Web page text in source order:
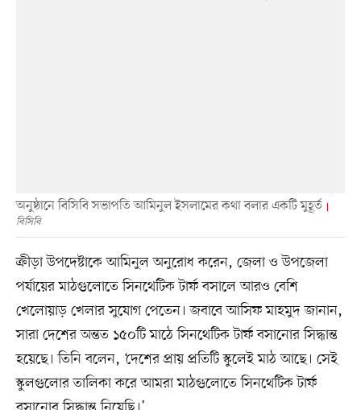
অনুষ্ঠানে বিসিবি সভাপতি আমিনুল ইসলামের কথা বলার একটি মুহূর্ত
বিসিবি
ক্রীড়া উপদেষ্টাকে আমিনুল অনুরোধ করেন, জেলা ও উপজেলা
পর্যায়ের মাঠগুলোতে সিনথেটিক টার্ফ বসালে আরও বেশি
খেলোয়াড় খেলার সুযোগ পেতেন। জবাবে আসিফ মাহমুদ জানান,
সারা দেশের অন্তত ১৫০টি মাঠে সিনথেটিক টার্ফ বসানোর সিদ্ধান্ত
হয়েছে। তিনি বলেন, ‘দেশের প্রায় প্রতিটি স্কুলেই মাঠ আছে। সেই
স্কুলগুলোর তালিকা করে আমরা মাঠগুলোতে সিনথেটিক টার্ফ